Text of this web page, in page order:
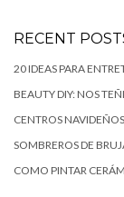
RECENT
20 IDEAS PARA
BEAUTY DIY: NOS
CENTROS
SOMBREROS DE
COMO PINTAR